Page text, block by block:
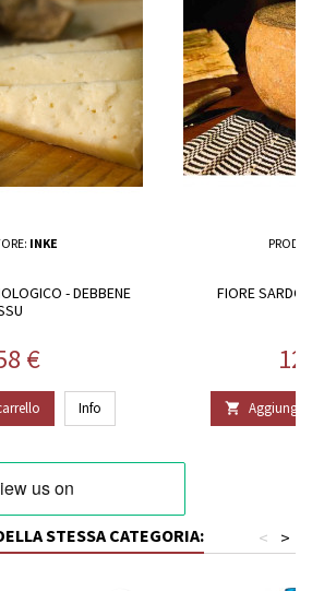
INKE
- DEBBENE
€
Info
FIORE SARDO
 Aggiungi
STESSA CATEGORIA: >
<